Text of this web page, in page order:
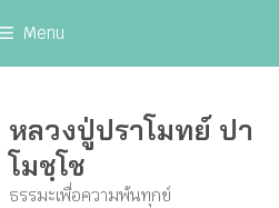
Menu
หลวงปู่ปราโมทย์ ปา
โมชฺโช
ธรรมะเพื่อความพ้นทุกข์